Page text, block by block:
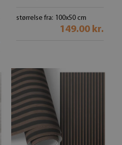
størrelse fra: 100x50 cm
149.00 kr.